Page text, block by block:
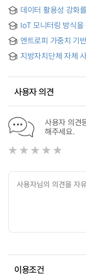
데이터 활용성 강화
IoT 모니터링 방식
엔트로피 가중치 기
Application of a
Districts in Seoul
지방자치단체 자체
사용자 의견
사용자 의견
해주세요.
이용조건